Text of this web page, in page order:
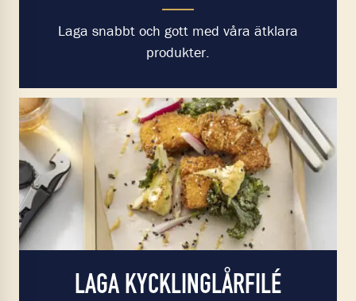
Laga snabbt och gott med våra ätklara
produkter.
LAGA KYCKLINGLÅRFILÉ